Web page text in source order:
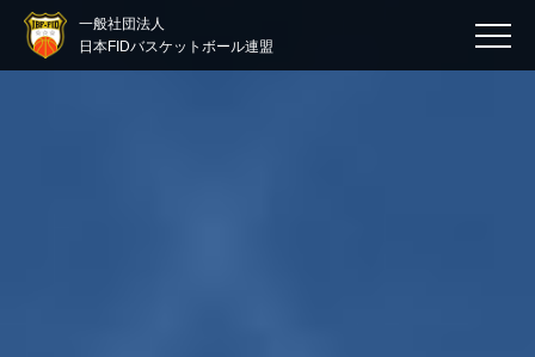
一般社団法人
日本FIDバスケットボール連盟